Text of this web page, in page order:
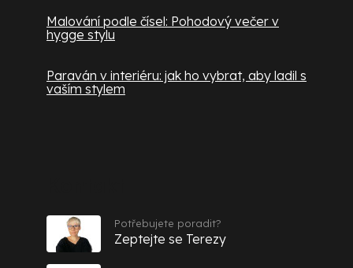
Malování podle čísel: Pohodový večer v
hygge stylu
Paraván v interiéru: jak ho vybrat, aby ladil s
vaším stylem
Potřebujete poradit?
Zeptejte se Terezy